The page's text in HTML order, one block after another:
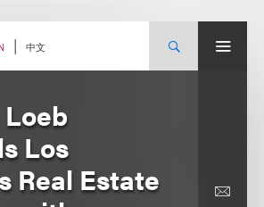
中文
Los
Real Estate